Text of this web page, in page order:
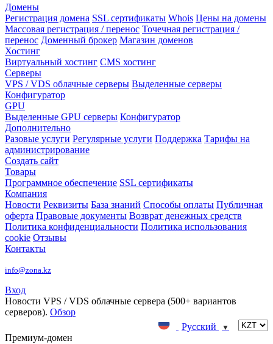
Домены
Регистрация домена SSL сертификаты Whois Цены на домены
Массовая регистрация / перенос Точечная регистрация /
перенос Доменный брокер Магазин доменов
Хостинг
Виртуальный хостинг CMS хостинг
Серверы
VPS / VDS облачные серверы Выделенные серверы
Конфигуратор
GPU
Выделенные GPU серверы Конфигуратор
Дополнительно
Разовые услуги Регулярные услуги Поддержка Тарифы на
администрирование
Создать сайт
Товары
Программное обеспечение SSL сертификаты
Компания
Новости Реквизиты База знаний Способы оплаты Публичная
оферта Правовые документы Возврат денежных средств
Политика конфиденциальности Политика использования
cookie Отзывы
Контакты
info@zona.kz
Вход
Новости VPS / VDS облачные сервера (500+ вариантов
серверов). Обзор
Русский
▼
Премиум-домен